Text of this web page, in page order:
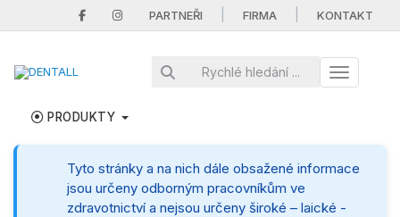
PARTNEŘI FIRMA KONTAKT
Toggle
PRODUKTY
Tyto stránky a na nich dále obsažené informace
jsou určeny odborným pracovníkům ve
zdravotnictví a nejsou určeny široké – laické -